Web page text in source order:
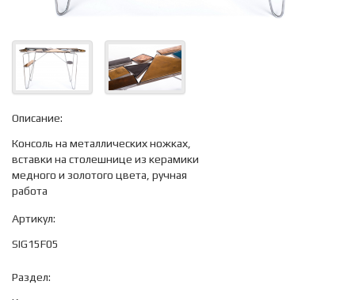
Описание:
Консоль на металлических ножках,
вставки на столешнице из керамики
медного и золотого цвета, ручная
работа
Артикул:
SIG15F05
Раздел: